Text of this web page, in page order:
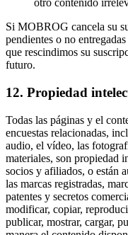
otro contenido
Si MOBROG cancela su
pendientes o no
que rescindimos su
futuro.
12. Propiedad
Todas las páginas y el
encuestas relacionadas,
audio, el vídeo, las
materiales, son propiedad
socios y afiliados, o están
las marcas registradas,
patentes y secretos
modificar, copiar,
publicar, mostrar, cargar,